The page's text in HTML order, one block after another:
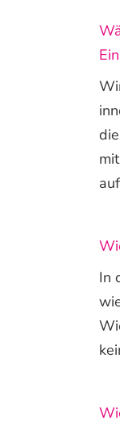
In